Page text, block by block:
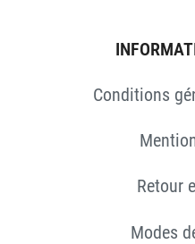
Conditions
Retour
Modes